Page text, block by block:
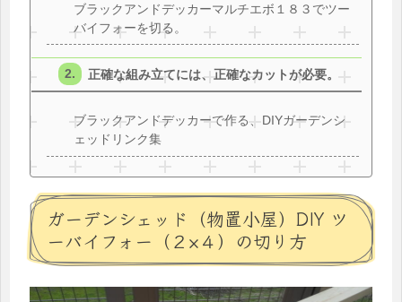
ブラックアンドデッカーマルチエボ１８３でツー
バイフォーを切る。
正確な組み立てには、正確なカットが必要。
ブラックアンドデッカーで作る、DIYガーデンシ
ェッドリンク集
ガーデンシェッド（物置小屋）DIY ツ
ーバイフォー（２×４）の切り方